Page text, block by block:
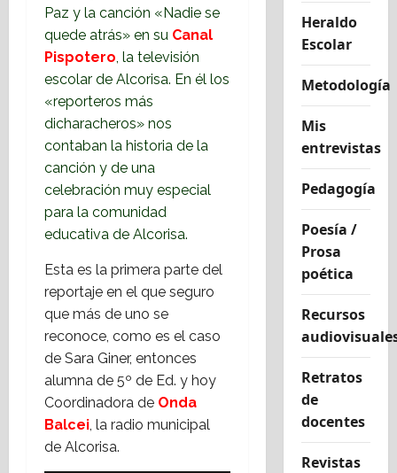
Paz y la canción «Nadie se
quede atrás» en su Canal
Pispotero, la televisión
escolar de Alcorisa. En él los
«reporteros más
dicharacheros» nos
contaban la historia de la
canción y de una
celebración muy especial
para la comunidad
educativa de Alcorisa.
Esta es la primera parte del
reportaje en el que seguro
que más de uno se
reconoce, como es el caso
de Sara Giner, entonces
alumna de 5º de Ed. y hoy
Coordinadora de Onda
Balcei, la radio municipal
de Alcorisa.
Heraldo
Escolar
Metodología
Mis
entrevistas
Pedagogía
Poesía /
Prosa
poética
Recursos
Retratos
de
docentes
Revistas